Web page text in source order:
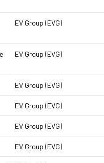
EV Group (EVG)
EV Group (EVG)
EV Group (EVG)
EV Group (EVG)
EV Group (EVG)
EV Group (EVG)